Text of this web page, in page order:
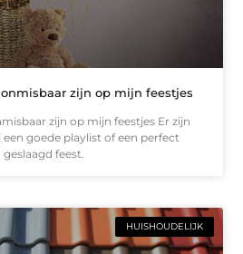
zijn op mijn feestjes
zijn op mijn feestjes Er zijn
goede playlist of een perfect
feest.
HUISHOUDELIJK